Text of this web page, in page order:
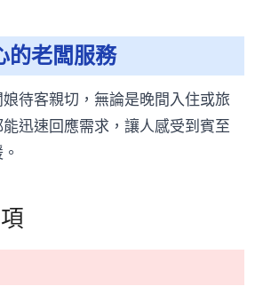
的老闆服務
待客親切，無論是晚間入住或旅
迅速回應需求，讓人感受到賓至